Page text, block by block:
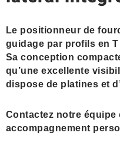
Le positionneur de
guidage par profils en
Sa conception
qu’une excellente
dispose de platines et
Contactez notre équipe
accompagnement